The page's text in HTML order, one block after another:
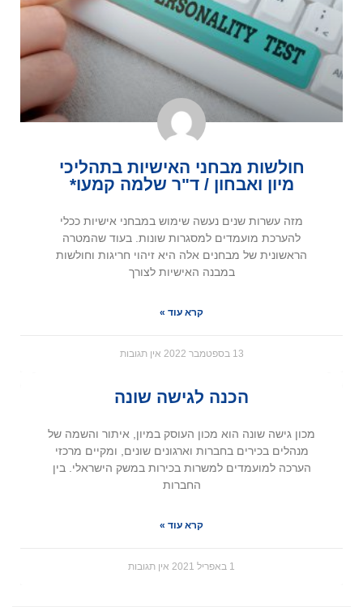
חולשות מבחני האישיות בתהליכי
מיון ואבחון / ד"ר שלמה קמעו*
מזה עשרות שנים נעשה שימוש במבחני אישיות ככלי
להערכת מועמדים למסגרות שונות. בעוד שהמטרה
הראשונית של מבחנים אלה היא זיהוי חריגות וחולשות
במבנה האישיות לצורך
קרא עוד »
13 בספטמבר 2022 אין תגובות
הכנה לגישה שונה
מכון גישה שונה הוא מכון העוסק במיון, איתור והשמה של
מנהלים בכירים בחברות וארגונים שונים, ומקיים מרכזי
הערכה למועמדים למשרות בכירות במשק הישראלי. בין
החברות
קרא עוד »
1 באפריל 2021 אין תגובות